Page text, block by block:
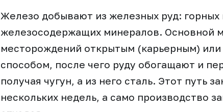
Железо добывают из железных руд:
железосодержащих минералов. Основной
месторождений открытым (карьерным)
способом, после чего руду обогащают и
получая чугун, а из него сталь. Этот путь
нескольких недель, а само производство